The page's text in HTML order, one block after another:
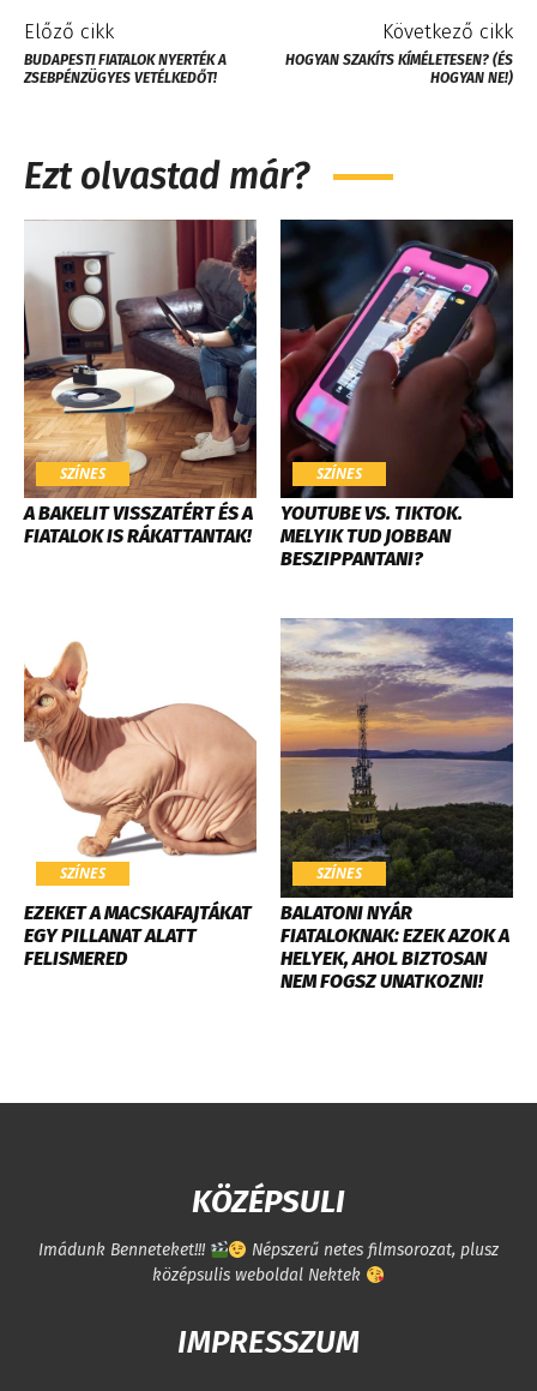
Előző cikk
BUDAPESTI FIATALOK NYERTÉK A
ZSEBPÉNZÜGYES VETÉLKEDŐT!
Következő cikk
HOGYAN SZAKÍTS KÍMÉLETESEN? (ÉS
HOGYAN NE!)
Ezt olvastad már?
SZÍNES
A BAKELIT VISSZATÉRT ÉS A
FIATALOK IS RÁKATTANTAK!
SZÍNES
YOUTUBE VS. TIKTOK.
MELYIK TUD JOBBAN
BESZIPPANTANI?
SZÍNES
EZEKET A MACSKAFAJTÁKAT
EGY PILLANAT ALATT
FELISMERED
SZÍNES
BALATONI NYÁR
FIATALOKNAK: EZEK AZOK A
HELYEK, AHOL BIZTOSAN
NEM FOGSZ UNATKOZNI!
KÖZÉPSULI
Imádunk Benneteket!!!
Népszerű netes filmsorozat, plusz
középsulis weboldal Nektek
IMPRESSZUM